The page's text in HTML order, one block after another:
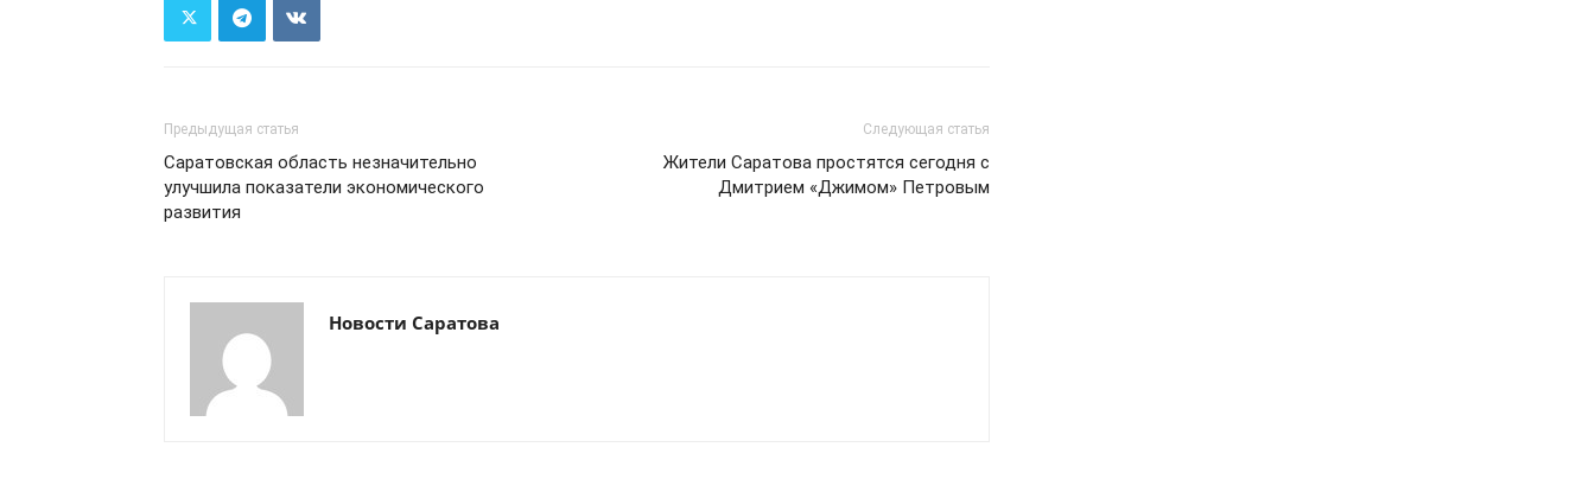
Предыдущая статья
Саратовская область незначительно
улучшила показатели экономического
развития
Следующая статья
Жители Саратова простятся сегодня с
Дмитрием «Джимом» Петровым
Новости Саратова